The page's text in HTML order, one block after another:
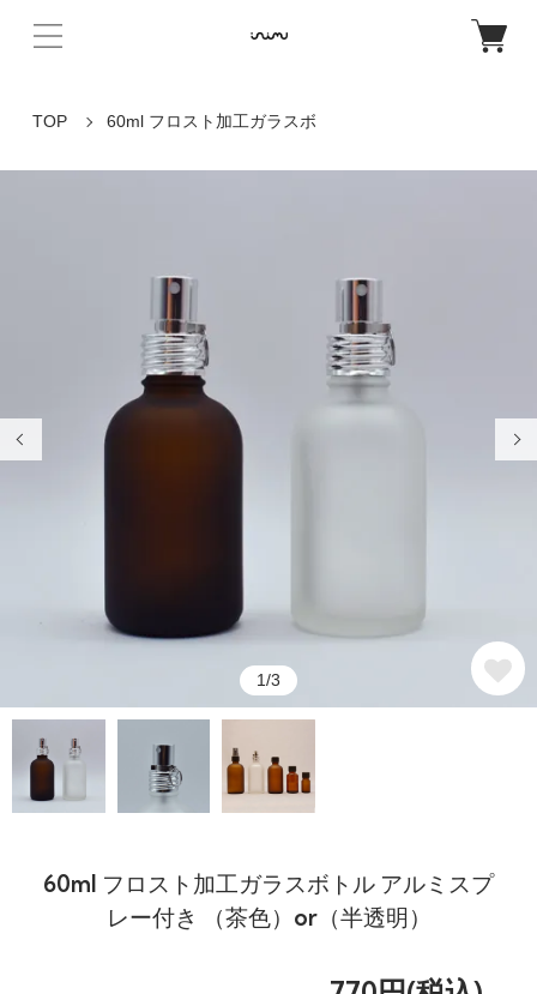
TOP 60ml フロスト加工ガラスボ
1/3
60ml フロスト加工ガラスボトル アルミスプ
レー付き （茶色）or（半透明）